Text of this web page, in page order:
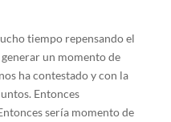
tiempo repensando el
un momento de
ha contestado y con la
Entonces
sería momento de